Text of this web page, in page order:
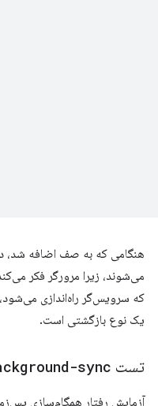
هنگامی که به صف اضافه شد،
که سرویس‌گر راه‌اندازی
یک نوع بازگشتی است.
تست sync
آزمایش رفتار همگام‌سازی